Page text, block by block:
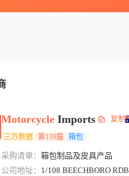
Motorcycle Imports 复制
三方数据 第139届 箱包
采购清单：箱包制品及皮具产品
公司地址： 1/108 BEECHBORO